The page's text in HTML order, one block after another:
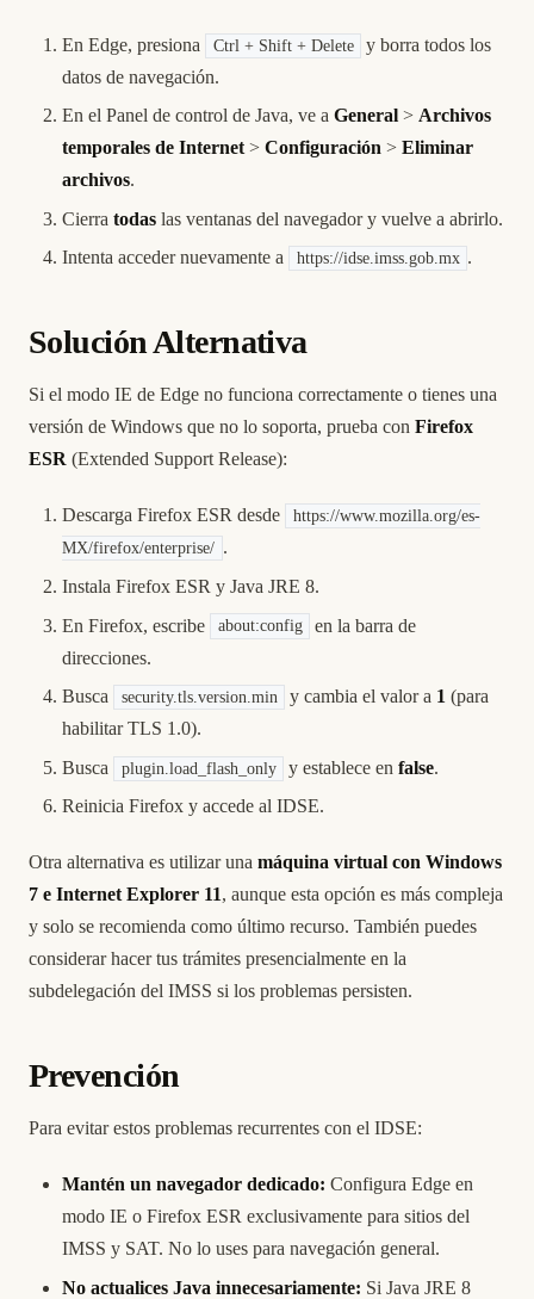
En Edge, presiona Ctrl + Shift + Delete
y borra todos los
datos de navegación.
En el Panel de control de Java, ve a General > Archivos
temporales de Internet > Configuración > Eliminar
archivos.
Cierra todas las ventanas del navegador y vuelve a abrirlo.
Intenta acceder nuevamente a
https://idse.imss.gob.mx .
Solución Alternativa
Si el modo IE de Edge no funciona correctamente o tienes una
versión de Windows que no lo soporta, prueba con Firefox
ESR (Extended Support Release):
Descarga Firefox ESR desde
https://www.mozilla.org/es-
MX/firefox/enterprise/ .
Instala Firefox ESR y Java JRE 8.
En Firefox, escribe
about:config
en la barra de
direcciones.
Busca
security.tls.version.min y cambia el valor a 1 (para
habilitar TLS 1.0).
Busca
plugin.load_flash_only y establece enfalse.
Reinicia Firefox y accede al IDSE.
Otra alternativa es utilizar una máquina virtual con Windows
7 e Internet Explorer 11, aunque esta opción es más compleja
y solo se recomienda como último recurso. También puedes
considerar hacer tus trámites presencialmente en la
subdelegación del IMSS si los problemas persisten.
Prevención
Para evitar estos problemas recurrentes con el IDSE:
Mantén un navegador dedicado: Configura Edge en
modo IE o Firefox ESR exclusivamente para sitios del
IMSS y SAT. No lo uses para navegación general.
No actualices Java innecesariamente: Si Java JRE 8